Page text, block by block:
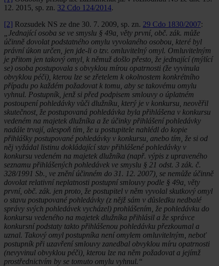
12. 2015, sp. zn. 32 Cdo 124/2014.
[2] Rozsudek NS ze dne 30. 7. 2009, sp. zn. 29 Cdo 1830/2007:
„Jednající osoba se ve smyslu § 49a, věty první, obč. zák. může
účinně dovolat podstatného omylu vyvolaného osobou, které byl
právní úkon určen, jen jde-li o tzv. omluvitelný omyl. Omluvitelným
je přitom jen takový omyl, k němuž došlo přesto, že jednající (mýlící
se) osoba postupovala s obvyklou mírou opatrnosti (že vyvinula
obvyklou péči), kterou lze se zřetelem k okolnostem konkrétního
případu po každém požadovat k tomu, aby se takovému omylu
vyhnul. Postupník, jenž si před podpisem smlouvy o úplatném
postoupení pohledávky vůči dlužníku, který je v konkursu, neověřil
skutečnost, že postupovaná pohledávka byla přihlášena v konkursu
vedeném na majetek dlužníka a že účinky přihlášení pohledávky
nadále trvají, alespoň tím, že u postupitele nahlédl do kopie
přihlášky postupované pohledávky v konkursu, anebo tím, že si od
něj vyžádal listinu dokládající stav přihlášené pohledávky v
konkursu vedeném na majetek dlužníka (např. výpis z upraveného
seznamu přihlášených pohledávek ve smyslu § 21 odst. 3 zák. č.
328/1991 Sb., ve znění účinném do 31. 12. 2007), se nemůže účinně
dovolat relativní neplatnosti postupní smlouvy podle § 49a, věty
první, obč. zák. jen proto, že postupitel v něm vyvolal skutkový omyl
o stavu postupované pohledávky (z nějž sám v důsledku nedbalé
správy svých pohledávek vycházel) prohlášením, že pohledávku do
konkursu vedeného na majetek dlužníka přihlásil a že správce
konkursní podstaty takto přihlášenou pohledávku přezkoumal a
uznal. Takový omyl postupníka není omylem omluvitelným, neboť
postupník při uzavření smlouvy zanedbal obvyklou míru opatrnosti
(nevyvinul obvyklou péči), kterou lze na něm požadovat a jejímž
prostřednictvím by se tomuto omylu vyhnul.“